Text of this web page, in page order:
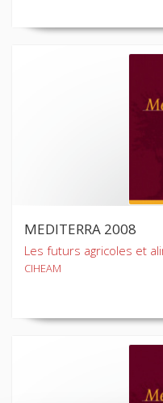
MEDITERRA 2008
Les futurs agricoles et
CIHEAM